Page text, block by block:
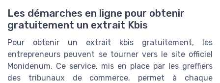
Les démarches en ligne pour obtenir
gratuitement un extrait Kbis
Pour obtenir un extrait kbis gratuitement, les
entrepreneurs peuvent se tourner vers le site officiel
Monidenum. Ce service, mis en place par les greffiers
des tribunaux de commerce, permet à chaque